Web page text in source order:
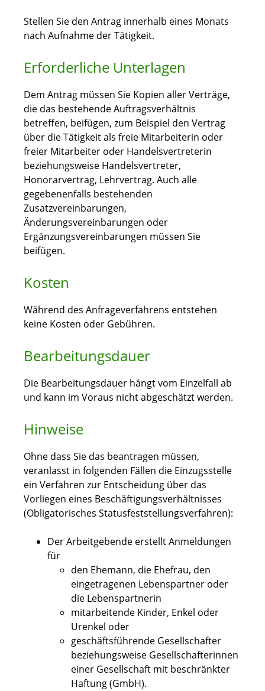
Stellen Sie den Antrag innerhalb eines Monats
nach Aufnahme der Tätigkeit.
Erforderliche Unterlagen
Dem Antrag müssen Sie Kopien aller Verträge,
die das bestehende Auftragsverhältnis
betreffen, beifügen, zum Beispiel den Vertrag
über die Tätigkeit als freie Mitarbeiterin oder
freier Mitarbeiter oder Handelsvertreterin
beziehungsweise Handelsvertreter,
Honorarvertrag, Lehrvertrag. Auch alle
gegebenenfalls bestehenden
Zusatzvereinbarungen,
Änderungsvereinbarungen oder
Ergänzungsvereinbarungen müssen Sie
beifügen.
Kosten
Während des Anfrageverfahrens entstehen
keine Kosten oder Gebühren.
Bearbeitungsdauer
Die Bearbeitungsdauer hängt vom Einzelfall ab
und kann im Voraus nicht abgeschätzt werden.
Hinweise
Ohne dass Sie das beantragen müssen,
veranlasst in folgenden Fällen die Einzugsstelle
ein Verfahren zur Entscheidung über das
Vorliegen eines Beschäftigungsverhältnisses
(Obligatorisches Statusfeststellungsverfahren):
Der Arbeitgebende erstellt Anmeldungen
für
den Ehemann, die Ehefrau, den
eingetragenen Lebenspartner oder
die Lebenspartnerin
mitarbeitende Kinder, Enkel oder
Urenkel oder
geschäftsführende Gesellschafter
beziehungsweise Gesellschafterinnen
einer Gesellschaft mit beschränkter
Haftung (GmbH).